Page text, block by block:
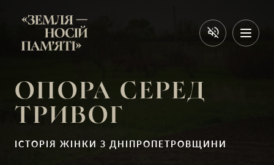
ОПОРА СЕРЕД
ТРИВОГ
ІСТОРІЯ ЖІНКИ З ДНІПРОПЕТРОВЩИНИ